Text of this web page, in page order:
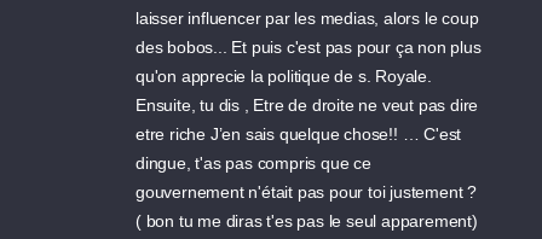
laisser influencer par les medias, alors le coup
des bobos... Et puis c'est pas pour ça non plus
qu'on apprecie la politique de s. Royale.
Ensuite, tu dis , Etre de droite ne veut pas dire
etre riche J’en sais quelque chose!! … C'est
dingue, t'as pas compris que ce
gouvernement n'était pas pour toi justement ?
( bon tu me diras t'es pas le seul apparement)